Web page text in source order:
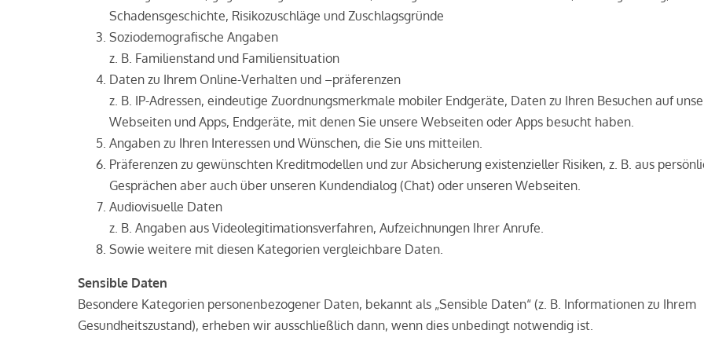
Schadensgeschichte, Risikozuschläge und Zuschlagsgründe
Soziodemografische Angaben
z. B. Familienstand und Familiensituation
Daten zu Ihrem Online-Verhalten und –präferenzen
z. B. IP­-Adressen, eindeutige Zuordnungsmerkmale mobiler Endgeräte, Daten zu Ihren Besuchen auf
Webseiten und Apps, Endgeräte, mit denen Sie unsere Webseiten oder Apps besucht haben.
Angaben zu Ihren Interessen und Wünschen, die Sie uns mitteilen.
Präferenzen zu gewünschten Kreditmodellen und zur Absicherung existenzieller Risiken, z. B. aus
Gesprächen aber auch über unseren Kundendialog (Chat) oder unseren Webseiten.
Audiovisuelle Daten
z. B. Angaben aus Videolegitimationsverfahren, Aufzeichnungen Ihrer Anrufe.
Sowie weitere mit diesen Kategorien vergleichbare Daten.
Sensible Daten
Besondere Kategorien personenbezogener Daten, bekannt als „Sensible Daten“ (z. B. Informationen zu Ihrem
Gesundheitszustand), erheben wir ausschließlich dann, wenn dies unbedingt notwendig ist.